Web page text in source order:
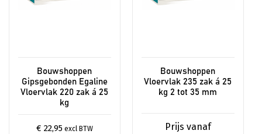
Bouwshoppen
Gipsgebonden Egaline
Vloervlak 220 zak á 25
kg
€ 22,95excl BTW
productpagina
Bouwshoppen
Vloervlak 235 zak á 25
kg 2 tot 35 mm